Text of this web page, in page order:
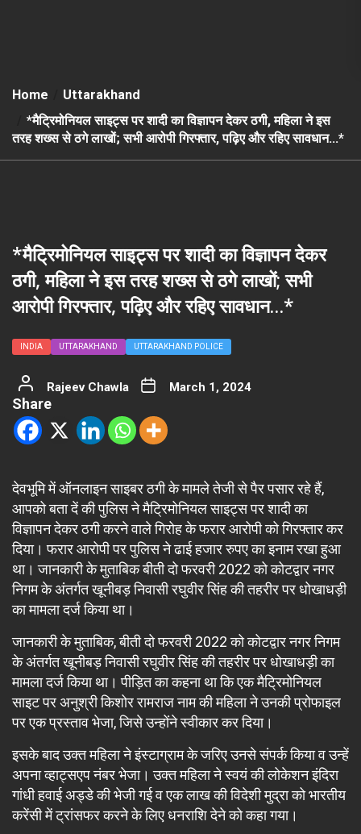
Home
Uttarakhand
*मैट्रिमोनियल साइट्स पर शादी का विज्ञापन देकर ठगी, महिला ने इस
तरह शख्स से ठगे लाखों; सभी आरोपी गिरफ्तार, पढ़िए और रहिए सावधान…*
*मैट्रिमोनियल साइट्स पर शादी का विज्ञापन देकर
ठगी, महिला ने इस तरह शख्स से ठगे लाखों; सभी
आरोपी गिरफ्तार, पढ़िए और रहिए सावधान…*
INDIA UTTARAKHAND UTTARAKHAND POLICE
Rajeev Chawla March 1, 2024
Share
देवभूमि में ऑनलाइन साइबर ठगी के मामले तेजी से पैर पसार रहे हैं,
आपको बता दें की पुलिस ने मैट्रिमोनियल साइट्स पर शादी का
विज्ञापन देकर ठगी करने वाले गिरोह के फरार आरोपी को गिरफ्तार कर
दिया। फरार आरोपी पर पुलिस ने ढाई हजार रुपए का इनाम रखा हुआ
था। जानकारी के मुताबिक बीती दो फरवरी 2022 को कोटद्वार नगर
निगम के अंतर्गत खूनीबड़ निवासी रघुवीर सिंह की तहरीर पर धोखाधड़ी
का मामला दर्ज किया था।
जानकारी के मुताबिक, बीती दो फरवरी 2022 को कोटद्वार नगर निगम
के अंतर्गत खूनीबड़ निवासी रघुवीर सिंह की तहरीर पर धोखाधड़ी का
मामला दर्ज किया था। पीड़ित का कहना था कि एक मैट्रिमोनियल
साइट पर अनुश्री किशोर रामराज नाम की महिला ने उनकी प्रोफाइल
पर एक प्रस्ताव भेजा, जिसे उन्होंने स्वीकार कर दिया।
इसके बाद उक्त महिला ने इंस्टाग्राम के जरिए उनसे संपर्क किया व उन्हें
अपना व्हाट्सएप नंबर भेजा। उक्त महिला ने स्वयं की लोकेशन इंदिरा
गांधी हवाई अड्डे की भेजी गई व एक लाख की विदेशी मुद्रा को भारतीय
करेंसी में ट्रांसफर करने के लिए धनराशि देने को कहा गया।